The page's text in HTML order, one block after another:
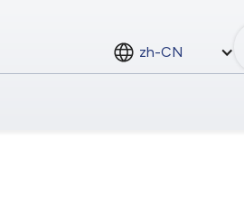
zh-CN